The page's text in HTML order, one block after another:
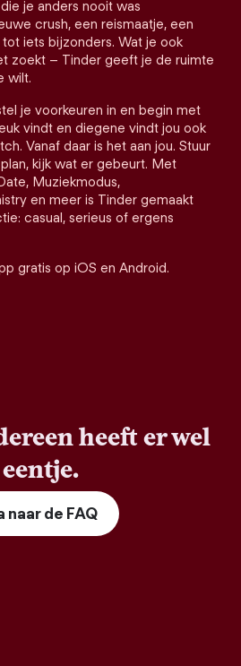
je anders nooit was
crush, een reismaatje, een
iets bijzonders. Wat je ook
zoekt – Tinder geeft je de ruimte
wilt.
je voorkeuren in en begin met
vindt en diegene vindt jou ook
Vanaf daar is het aan jou. Stuur
kijk wat er gebeurt. Met
Muziekmodus,
en meer is Tinder gemaakt
casual, serieus of ergens
gratis op iOS en Android.
heeft er wel
eentje.
naar de FAQ